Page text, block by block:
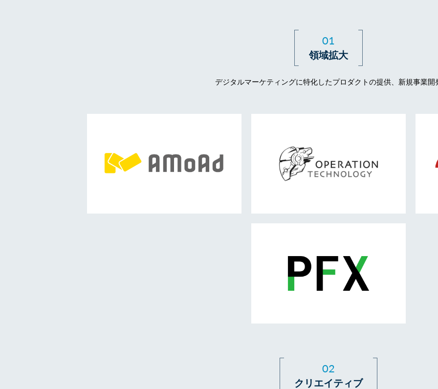
01
領域拡大
デジタルマーケティングに特化したプロダクトの提供、新規事業開
02
クリエイティブ